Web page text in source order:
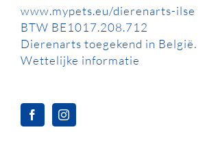
www.mypets.eu/dierenarts-ilse
BTW BE1017.208.712
Dierenarts toegekend in België.
Wettelijke informatie